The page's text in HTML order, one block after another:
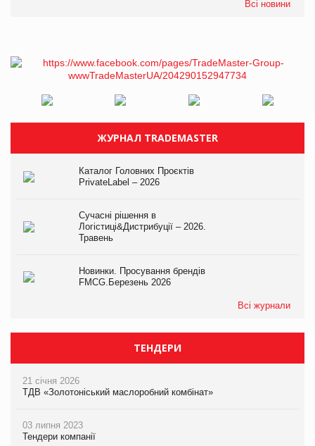
Всі новини
ЖУРНАЛ TRADEMASTER
Каталог Головних Проєктів
PrivateLabel – 2026
Сучасні рішення в
Логістиці&Дистрибуції – 2026.
Травень
Новинки. Просування брендів
FMCG.Березень 2026
Всі журнали
ТЕНДЕРИ
21 січня 2026
ТДВ «Золотоніський маслоробний комбінат»
03 липня 2023
Тендери компанії